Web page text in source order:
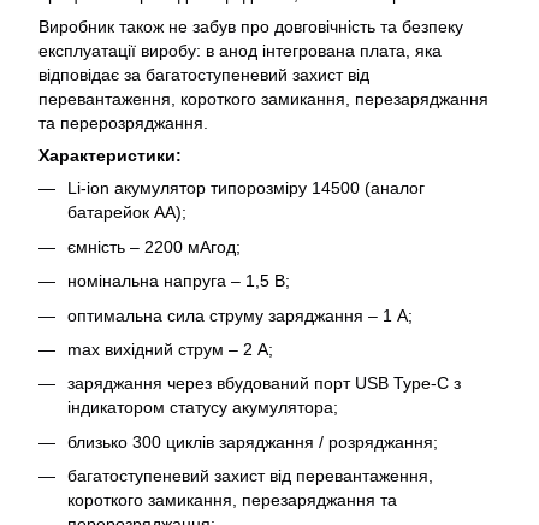
Виробник також не забув про довговічність та безпеку
експлуатації виробу: в анод інтегрована плата, яка
відповідає за багатоступеневий захист від
перевантаження, короткого замикання, перезаряджання
та перерозряджання.
Характеристики:
Li-ion акумулятор типорозміру 14500 (аналог
батарейок АА);
ємність – 2200 мАгод;
номінальна напруга – 1,5 В;
оптимальна сила струму заряджання – 1 А;
max вихідний струм – 2 А;
заряджання через вбудований порт USB Type-C з
індикатором статусу акумулятора;
близько 300 циклів заряджання / розряджання;
багатоступеневий захист від перевантаження,
короткого замикання, перезаряджання та